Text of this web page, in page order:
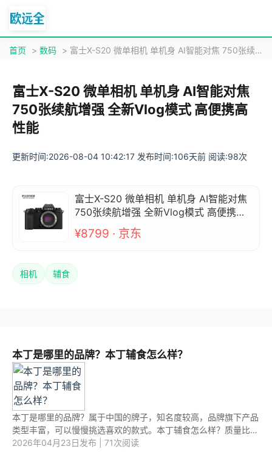
首页 > 数码 > 富士X-S20 微单相机 单机身 AI智能对焦 750张续航增强 全新Vlog模式 高便携高性能
富士X-S20 微单相机 单机身 AI智能对焦
750张续航增强 全新Vlog模式 高便携高
性能
更新时间:2026-08-04 10:42:17 发布时间:106天前 阅读:98次
富士X-S20 微单相机 单机身 AI智能对焦
750张续航增强 全新Vlog模式 高便携高
¥8799 · 京东
相机 辅食
本丁是哪里的品牌？本丁辅食怎么样？
本丁是哪里的品牌？属于中国的牌子，知名度较高，品牌旗下产品
类型丰富，可以慢慢挑选喜欢的款式。本丁辅食怎么样？质量比较
好，款式众多。 1.本丁是哪里的品牌？ 本丁属于中国的品牌，所
2026年04月23日发布 | 71次阅读